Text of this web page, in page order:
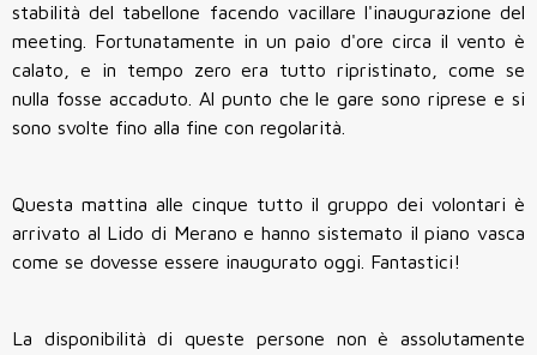
stabilità del tabellone facendo vacillare l'inaugurazione del
meeting. Fortunatamente in un paio d'ore circa il vento è
calato, e in tempo zero era tutto ripristinato, come se
nulla fosse accaduto. Al punto che le gare sono riprese e si
sono svolte fino alla fine con regolarità.
Questa mattina alle cinque tutto il gruppo dei volontari è
arrivato al Lido di Merano e hanno sistemato il piano vasca
come se dovesse essere inaugurato oggi. Fantastici!
La disponibilità di queste persone non è assolutamente